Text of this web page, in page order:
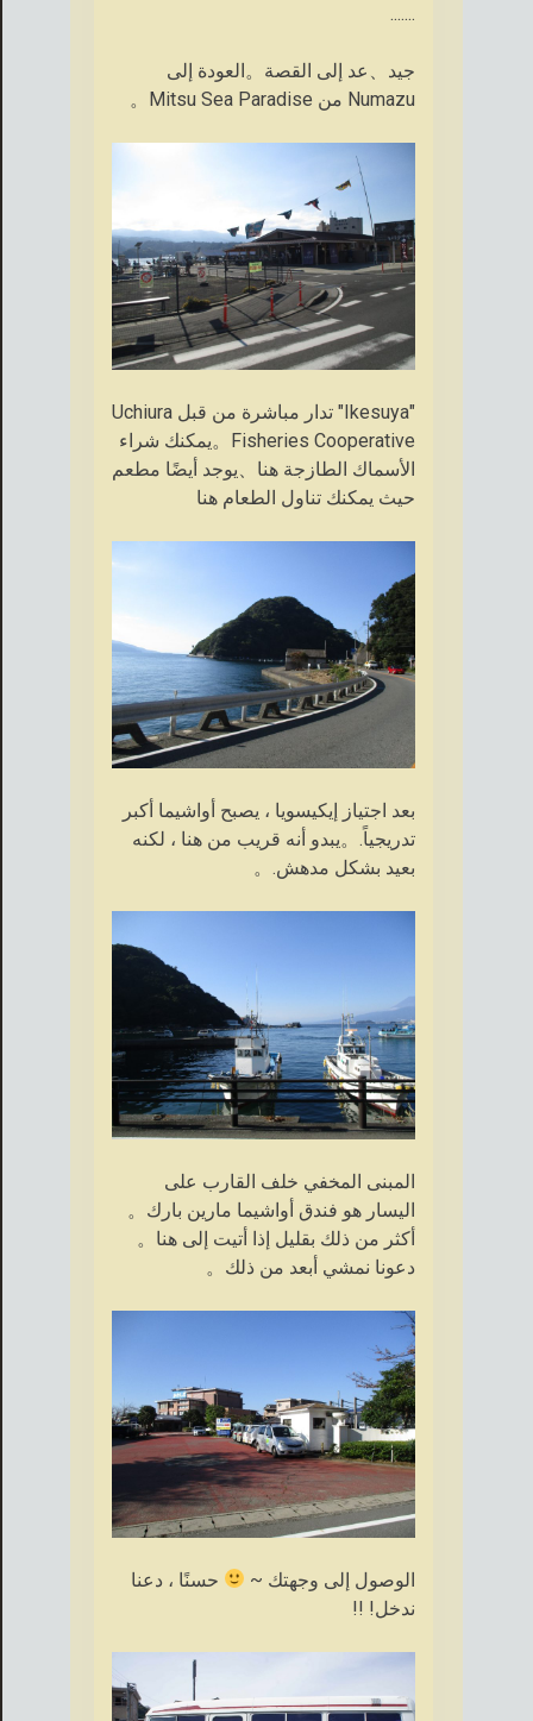
.......
جيد、عد إلى القصة。العودة إلى
Numazu من Mitsu Sea Paradise。
"Ikesuya" تدار مباشرة من قبل Uchiura
Fisheries Cooperative。يمكنك شراء
الأسماك الطازجة هنا、يوجد أيضًا مطعم
حيث يمكنك تناول الطعام هنا
بعد اجتياز إيكيسويا ، يصبح أواشيما أكبر
تدريجياً.。يبدو أنه قريب من هنا ، لكنه
بعيد بشكل مدهش.。
المبنى المخفي خلف القارب على
اليسار هو فندق أواشيما مارين بارك。
أكثر من ذلك بقليل إذا أتيت إلى هنا。
دعونا نمشي أبعد من ذلك。
الوصول إلى وجهتك ~
حسنًا ، دعنا
ندخل! !!